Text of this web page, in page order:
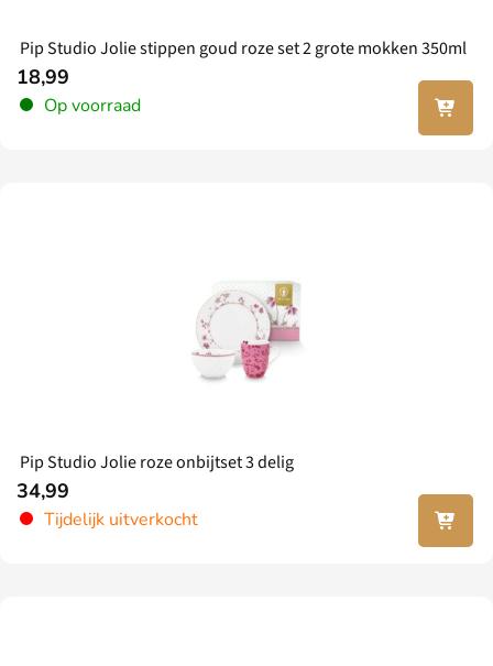
Pip Studio Jolie stippen goud roze set 2 grote mokken 350ml
18,99
Op voorraad
In jouw
winkel
Pip Studio Jolie roze onbijtset 3 delig
34,99
Tijdelijk uitverkocht
Lees
verder